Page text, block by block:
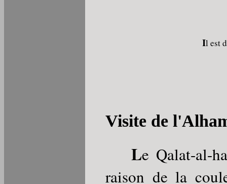
Il est
Visite de
Le Qalat-al-
raison de la